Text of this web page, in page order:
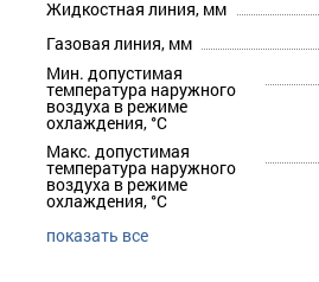
Жидкостная линия, мм
Газовая линия, мм
Мин. допустимая
температура наружного
воздуха в режиме
охлаждения, °С
Макс. допустимая
температура наружного
воздуха в режиме
охлаждения, °С
показать все